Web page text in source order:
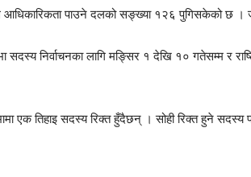
आधिकारिकता पाउने दलको सङ्ख्या १२६ पुगिसकेको छ
सदस्य निर्वाचनका लागि मङ्सिर १ देखि १० गतेसम्म र
एक तिहाइ सदस्य रिक्त हुँदैछन् । सोही रिक्त हुने सदस्य